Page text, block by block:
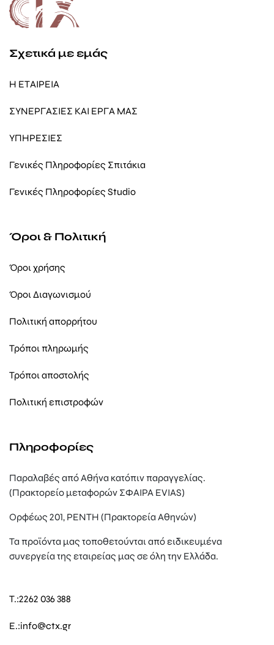
Σχετικά με εμάς
Η ΕΤΑΙΡΕΙΑ
ΣΥΝΕΡΓΑΣΙΕΣ ΚΑΙ ΕΡΓΑ ΜΑΣ
ΥΠΗΡΕΣΙΕΣ
Γενικές Πληροφορίες Σπιτάκια
Γενικές Πληροφορίες Studio
Όροι & Πολιτική
Όροι χρήσης
Όροι Διαγωνισμού
Πολιτική απορρήτου
Τρόποι πληρωμής
Τρόποι αποστολής
Πολιτική επιστροφών
Πληροφορίες
Παραλαβές από Αθήνα κατόπιν παραγγελίας.
(Πρακτορείο μεταφορών ΣΦΑΙΡΑ EVIAS)
Ορφέως 201, ΡΕΝΤΗ (Πρακτορεία Αθηνών)
Τα προϊόντα μας τοποθετούνται από ειδικευμένα
συνεργεία της εταιρείας μας σε όλη την Ελλάδα.
T.:2262 036 388
E.:info@ctx.gr